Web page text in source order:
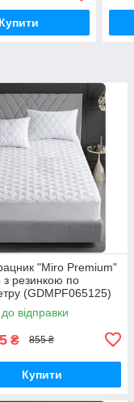
Купити
"Miro Premium"
з резинкою по
(GDMPF065125)
відправки
₴ 855 ₴
Купити